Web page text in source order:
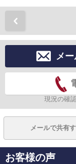
メ
現況の確
メールで共有
お客様の声